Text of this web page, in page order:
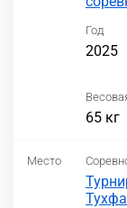
Год
2025
65 кг
Место